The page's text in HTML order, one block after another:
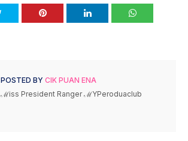
POSTED BY CIK PUAN ENA
ℳiss President Ranger ℳYPeroduaclub